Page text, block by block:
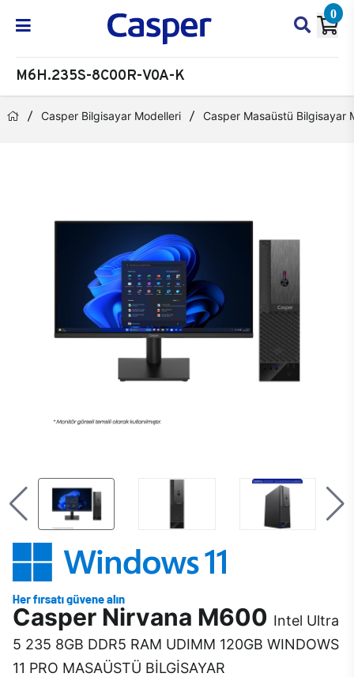
0
M6H.235S-8C00R-V0A-K
Casper Bilgisayar Modelleri Casper Masaüstü Bilgisayar
Casper Nirvana M600 Intel Ultra
5 235 8GB DDR5 RAM UDIMM 120GB WINDOWS
11 PRO MASAÜSTÜ BİLGİSAYAR